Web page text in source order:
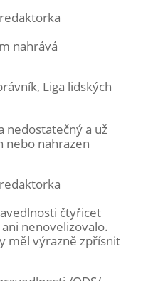
nahrává
Liga lidských
nedostatečný a už
nebo nahrazen
čtyřicet
nenovelizovalo.
měl výrazně zpřísnit